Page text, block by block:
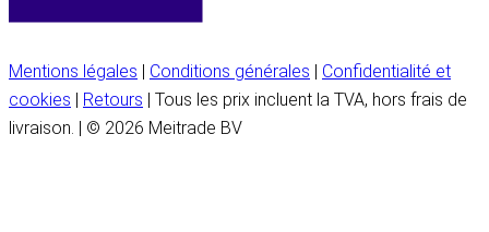
Mentions légales | Conditions générales | Confidentialité et
cookies | Retours | Tous les prix incluent la TVA, hors frais de
livraison. | © 2026 Meitrade BV